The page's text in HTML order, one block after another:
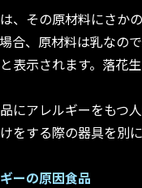
、その原材料にさか
合、原材料は乳なの
と表示されます。落花
にアレルギーをもつ
をする際の器具を別
ーの原因食品